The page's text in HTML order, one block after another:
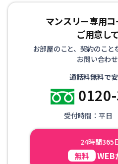
マンスリー専用
ご用意し
お部屋のこと、契約のこ
お問い合わ
通話料無料で
受付時間：平
24時間365
無料 WEB